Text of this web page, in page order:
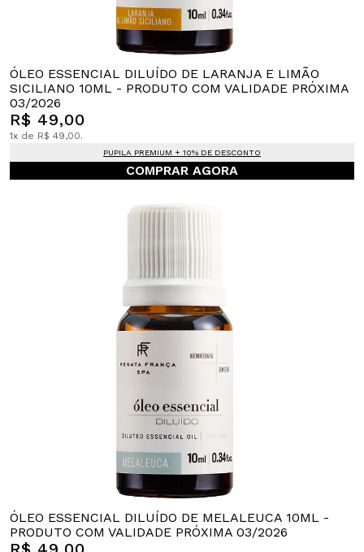
ÓLEO ESSENCIAL DILUÍDO DE LARANJA E LIMÃO
SICILIANO 10ML - PRODUTO COM VALIDADE PRÓXIMA
03/2026
R$ 49,00
1x de R$ 49,00.
PUPILA PREMIUM + 10% DE DESCONTO
COMPRAR AGORA
ÓLEO ESSENCIAL DILUÍDO DE MELALEUCA 10ML -
PRODUTO COM VALIDADE PRÓXIMA 03/2026